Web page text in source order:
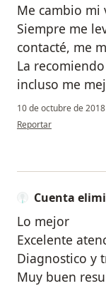
Me cambio mi
Siempre me
contacté, me
La
incluso me
10 de octubre de 2018
en opinión del usuario
Reportar
Cuenta
Lo mejor
Excelente
Diagnostico y
Muy buen